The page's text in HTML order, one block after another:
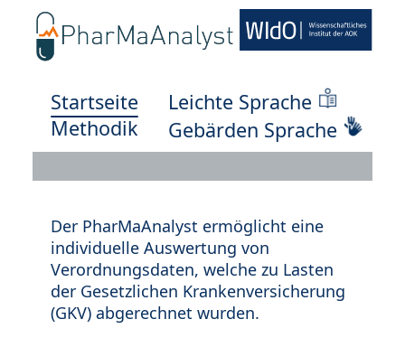
Startseite
Methodik
Leichte Sprache
Gebärden Sprache
Der PharMaAnalyst ermöglicht eine
individuelle Auswertung von
Verordnungsdaten, welche zu Lasten
der Gesetzlichen Krankenversicherung
(GKV) abgerechnet wurden.